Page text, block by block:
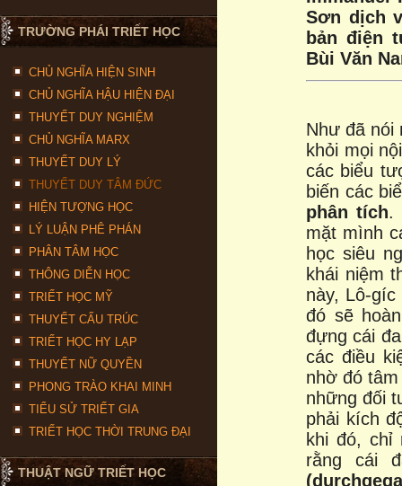
TRƯỜNG PHÁI TRIẾT HỌC
CHỦ NGHĨA HIỆN SINH
CHỦ NGHĨA HẬU HIỆN ĐẠI
THUYẾT DUY NGHIỆM
CHỦ NGHĨA MARX
THUYẾT DUY LÝ
THUYẾT DUY TÂM ĐỨC
HIỆN TƯỢNG HỌC
LÝ LUẬN PHÊ PHÁN
PHÂN TÂM HỌC
THÔNG DIỄN HỌC
TRIẾT HỌC MỸ
THUYẾT CẤU TRÚC
TRIẾT HỌC HY LẠP
THUYẾT NỮ QUYỀN
PHONG TRÀO KHAI MINH
TIỂU SỬ TRIẾT GIA
TRIẾT HỌC THỜI TRUNG ĐẠI
THUẬT NGỮ TRIẾT HỌC
Sơn dịch
bản điện
Bùi Văn
Như đã nói
khỏi mọi
các biểu
biến các
phân tích.
mặt mình
học siêu
khái niệm
này, Lô-
đó sẽ
đựng cái
các điều
nhờ đó
những đối
phải kích
khi đó,
rằng cái